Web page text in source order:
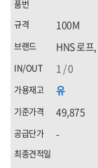
HNS 로프,
유
49,875
-
100M
1 / 0